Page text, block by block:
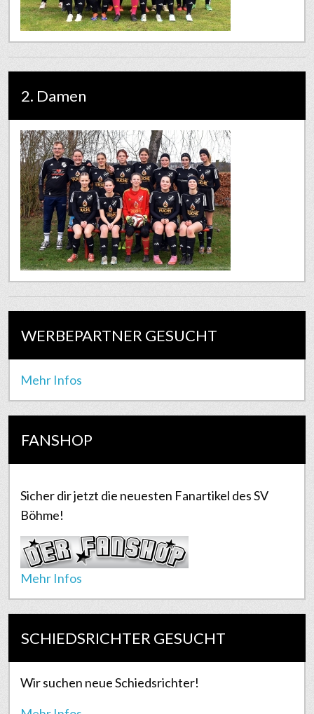
2. Damen
WERBEPARTNER GESUCHT
Mehr Infos
FANSHOP
Sicher dir jetzt die neuesten Fanartikel des SV
Böhme!
Mehr Infos
SCHIEDSRICHTER GESUCHT
Wir suchen neue Schiedsrichter!